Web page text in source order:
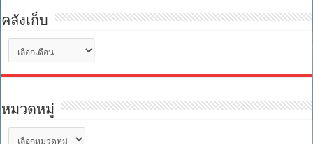
คลังเก็บ
เก็บ
หมวดหมู่